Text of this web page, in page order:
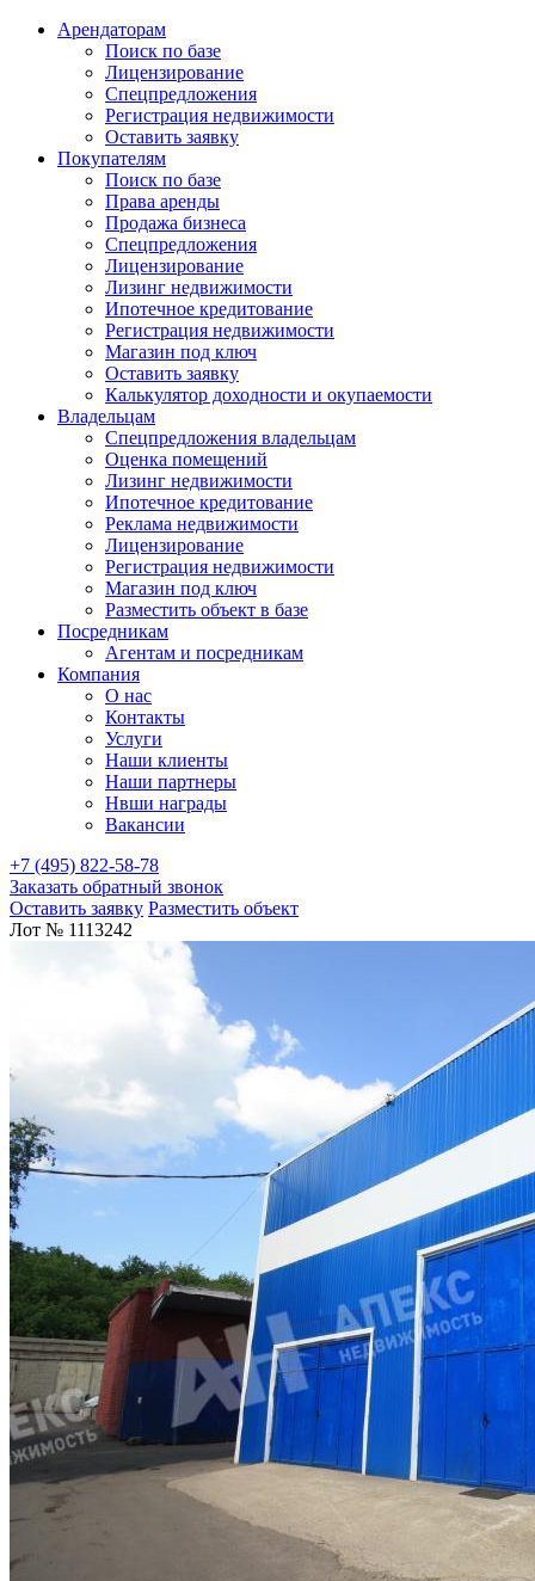
Арендаторам
Поиск по базе
Лицензирование
Спецпредложения
Регистрация недвижимости
Оставить заявку
Покупателям
Поиск по базе
Права аренды
Продажа бизнеса
Спецпредложения
Лицензирование
Лизинг недвижимости
Ипотечное кредитование
Регистрация недвижимости
Магазин под ключ
Оставить заявку
Калькулятор доходности и окупаемости
Владельцам
Спецпредложения владельцам
Оценка помещений
Лизинг недвижимости
Ипотечное кредитование
Реклама недвижимости
Лицензирование
Регистрация недвижимости
Магазин под ключ
Разместить объект в базе
Посредникам
Агентам и посредникам
Компания
О нас
Контакты
Услуги
Наши клиенты
Наши партнеры
Нвши награды
Вакансии
+7 (495) 822-58-78
Заказать обратный звонок
Оставить заявку Разместить объект
Лот № 1113242